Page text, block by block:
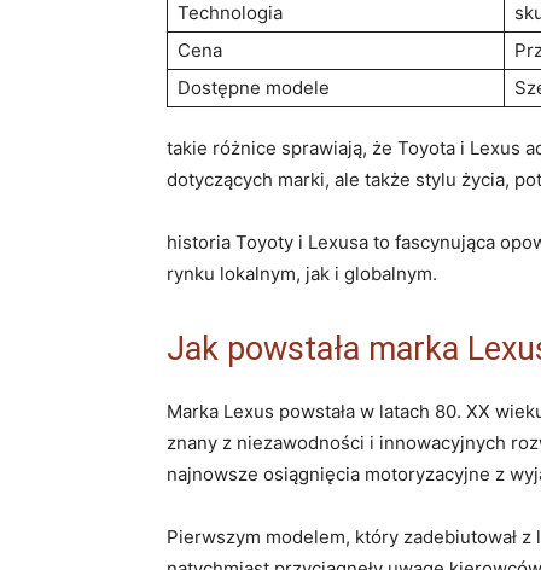
Technologia
Cena
Dostępne modele
takie różnice sprawiają, że Toyota i Lexus
dotyczących marki, ale także stylu życia,
historia Toyoty i Lexusa to fascynująca
rynku lokalnym, jak i globalnym.
Jak powstała marka
Marka Lexus powstała w latach 80. XX
znany z niezawodności i innowacyjnych
najnowsze osiągnięcia motoryzacyjne z
Pierwszym modelem, który zadebiutował z